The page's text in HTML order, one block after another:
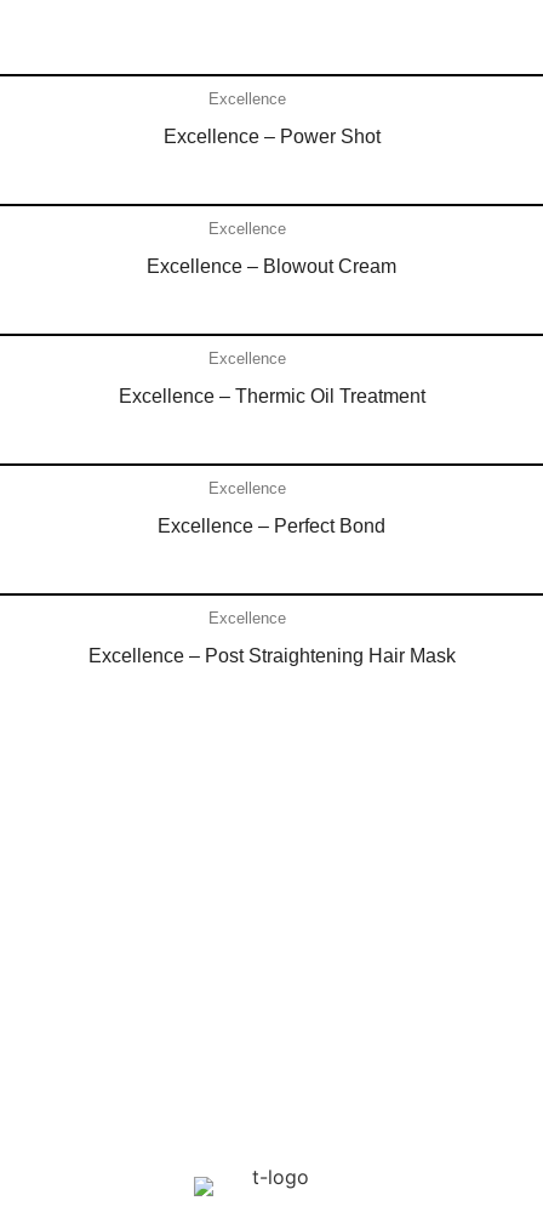
Excellence
Excellence – Power Shot
Excellence
Excellence – Blowout Cream
Excellence
Excellence – Thermic Oil Treatment
Excellence
Excellence – Perfect Bond
Excellence
Excellence – Post Straightening Hair Mask